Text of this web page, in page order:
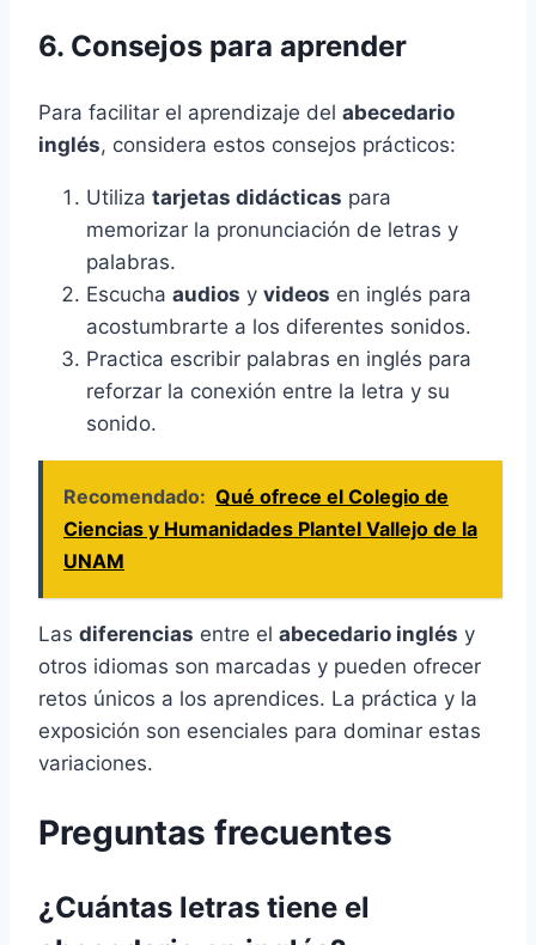
6. Consejos para aprender
Para facilitar el aprendizaje del abecedario
inglés, considera estos consejos prácticos:
Utiliza tarjetas didácticas para
memorizar la pronunciación de letras y
palabras.
Escucha audios y videos en inglés para
acostumbrarte a los diferentes sonidos.
Practica escribir palabras en inglés para
reforzar la conexión entre la letra y su
sonido.
Recomendado: Qué ofrece el Colegio de
Ciencias y Humanidades Plantel Vallejo de la
UNAM
Las diferencias entre el abecedario inglés y
otros idiomas son marcadas y pueden ofrecer
retos únicos a los aprendices. La práctica y la
exposición son esenciales para dominar estas
variaciones.
Preguntas frecuentes
¿Cuántas letras tiene el